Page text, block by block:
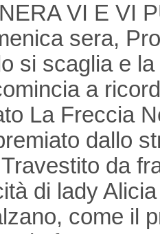
VI E VI
sera,
si scaglia e
a
La Freccia
dallo
da
di lady
come il